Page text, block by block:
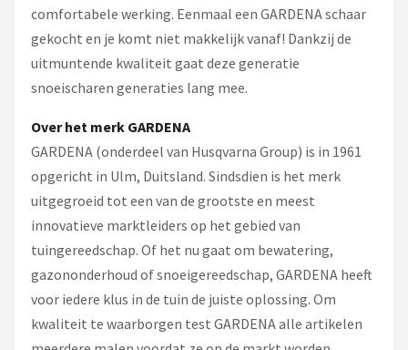
comfortabele werking. Eenmaal een GARDENA schaar
gekocht en je komt niet makkelijk vanaf! Dankzij de
uitmuntende kwaliteit gaat deze generatie
snoeischaren generaties lang mee.
Over het merk GARDENA
GARDENA (onderdeel van Husqvarna Group) is in 1961
opgericht in Ulm, Duitsland. Sindsdien is het merk
uitgegroeid tot een van de grootste en meest
innovatieve marktleiders op het gebied van
tuingereedschap. Of het nu gaat om bewatering,
gazononderhoud of snoeigereedschap, GARDENA heeft
voor iedere klus in de tuin de juiste oplossing. Om
kwaliteit te waarborgen test GARDENA alle artikelen